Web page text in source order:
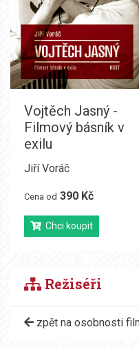
Vojtěch Jasný -
Filmový básník v
exilu
Jiří Voráč
Cena od 390 Kč
Chci koupit
Režiséři
zpět na osobnosti